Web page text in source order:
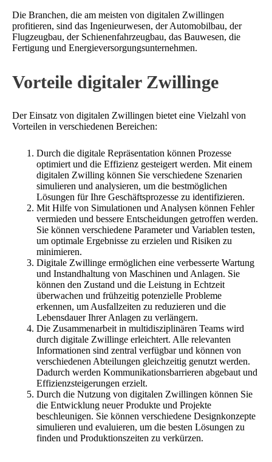
Die Branchen, die am meisten von digitalen Zwillingen
profitieren, sind das Ingenieurwesen, der Automobilbau, der
Flugzeugbau, der Schienenfahrzeugbau, das Bauwesen, die
Fertigung und Energieversorgungsunternehmen.
Vorteile digitaler Zwillinge
Der Einsatz von digitalen Zwillingen bietet eine Vielzahl von
Vorteilen in verschiedenen Bereichen:
Durch die digitale Repräsentation können Prozesse
optimiert und die Effizienz gesteigert werden. Mit einem
digitalen Zwilling können Sie verschiedene Szenarien
simulieren und analysieren, um die bestmöglichen
Lösungen für Ihre Geschäftsprozesse zu identifizieren.
Mit Hilfe von Simulationen und Analysen können Fehler
vermieden und bessere Entscheidungen getroffen werden.
Sie können verschiedene Parameter und Variablen testen,
um optimale Ergebnisse zu erzielen und Risiken zu
minimieren.
Digitale Zwillinge ermöglichen eine verbesserte Wartung
und Instandhaltung von Maschinen und Anlagen. Sie
können den Zustand und die Leistung in Echtzeit
überwachen und frühzeitig potenzielle Probleme
erkennen, um Ausfallzeiten zu reduzieren und die
Lebensdauer Ihrer Anlagen zu verlängern.
Die Zusammenarbeit in multidisziplinären Teams wird
durch digitale Zwillinge erleichtert. Alle relevanten
Informationen sind zentral verfügbar und können von
verschiedenen Abteilungen gleichzeitig genutzt werden.
Dadurch werden Kommunikationsbarrieren abgebaut und
Effizienzsteigerungen erzielt.
Durch die Nutzung von digitalen Zwillingen können Sie
die Entwicklung neuer Produkte und Projekte
beschleunigen. Sie können verschiedene Designkonzepte
simulieren und evaluieren, um die besten Lösungen zu
finden und Produktionszeiten zu verkürzen.